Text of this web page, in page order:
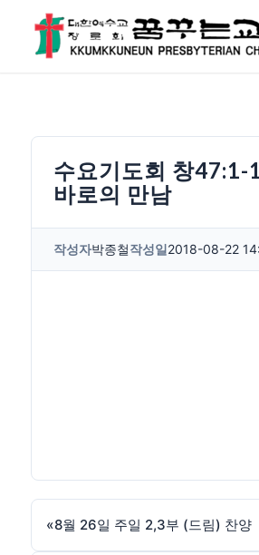
수요기도회 창47:1-
바로의 만남
작성자박종철작성일2018-08-22
«8월 26일 주일 2,3부 (드림) 찬양